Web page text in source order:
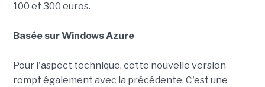
100 et 300 euros.
Basée sur Windows Azure
Pour l'aspect technique, cette nouvelle version
rompt également avec la précédente. C'est une